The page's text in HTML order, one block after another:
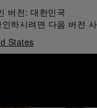
버전:대한민국
하시려면 다음 버전
States